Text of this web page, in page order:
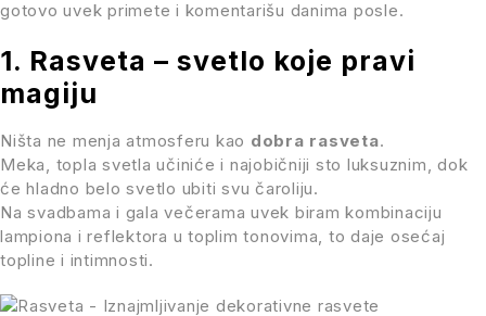
gotovo uvek primete i komentarišu danima posle.
1. Rasveta – svetlo koje pravi
magiju
Ništa ne menja atmosferu kao dobra rasveta.
Meka, topla svetla učiniće i najobičniji sto luksuznim, dok
će hladno belo svetlo ubiti svu čaroliju.
Na svadbama i gala večerama uvek biram kombinaciju
lampiona i reflektora u toplim tonovima, to daje osećaj
topline i intimnosti.